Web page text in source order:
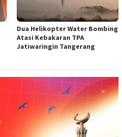
Dua Helikopter Water Bombing
Atasi Kebakaran TPA
Jatiwaringin Tangerang